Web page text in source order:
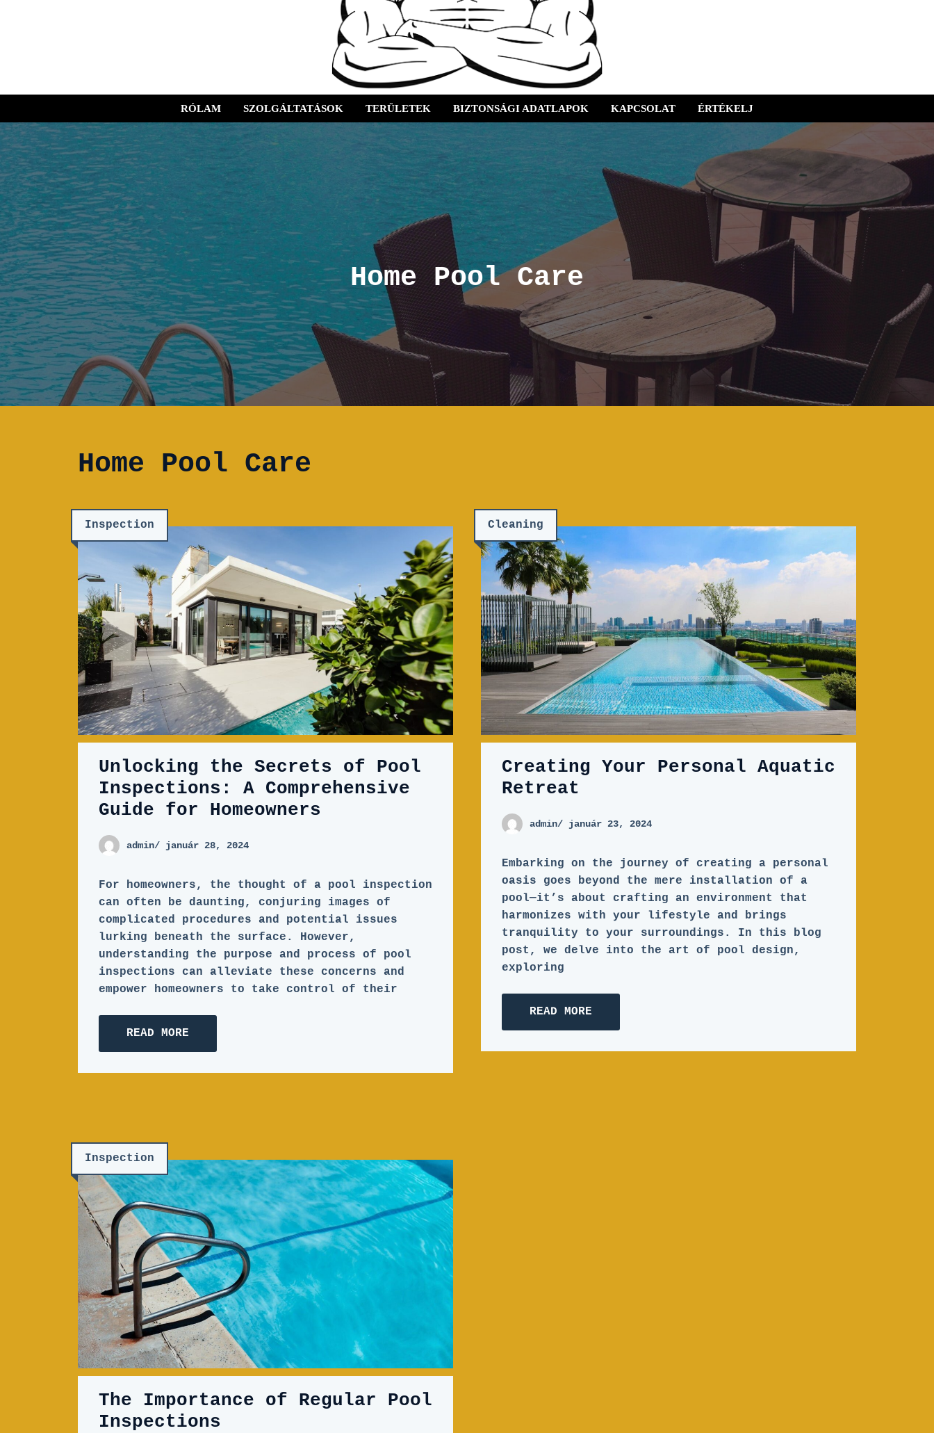
RÓLAM SZOLGÁLTATÁSOK TERÜLETEK BIZTONSÁGI ADATLAPOK KAPCSOLAT ÉRTÉKELJ
Home Pool Care
Home Pool Care
Inspection
Unlocking the Secrets of Pool
Inspections: A Comprehensive
Guide for Homeowners
admin/ január 28, 2024
For homeowners, the thought of a pool inspection
can often be daunting, conjuring images of
complicated procedures and potential issues
lurking beneath the surface. However,
understanding the purpose and process of pool
inspections can alleviate these concerns and
empower homeowners to take control of their
READ MORE
Cleaning
Creating Your Personal Aquatic
Retreat
admin/ január 23, 2024
Embarking on the journey of creating a personal
oasis goes beyond the mere installation of a
pool—it’s about crafting an environment that
harmonizes with your lifestyle and brings
tranquility to your surroundings. In this blog
post, we delve into the art of pool design,
exploring
READ MORE
Inspection
The Importance of Regular Pool
Inspections